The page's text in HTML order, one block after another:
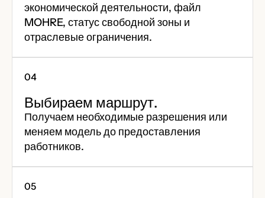
экономической деятельности, файл
MOHRE, статус свободной зоны и
отраслевые ограничения.
Выбираем маршрут.
Получаем необходимые разрешения или
меняем модель до предоставления
работников.